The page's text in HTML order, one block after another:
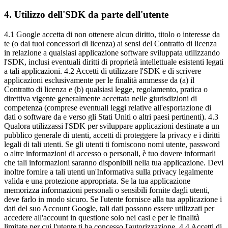
4. Utilizzo dell'SDK da parte dell'utente
4.1 Google accetta di non ottenere alcun diritto, titolo o interesse da
te (o dai tuoi concessori di licenza) ai sensi del Contratto di licenza
in relazione a qualsiasi applicazione software sviluppata utilizzando
l'SDK, inclusi eventuali diritti di proprietà intellettuale esistenti legati
a tali applicazioni. 4.2 Accetti di utilizzare l'SDK e di scrivere
applicazioni esclusivamente per le finalità ammesse da (a) il
Contratto di licenza e (b) qualsiasi legge, regolamento, pratica o
direttiva vigente generalmente accettata nelle giurisdizioni di
competenza (comprese eventuali leggi relative all'esportazione di
dati o software da e verso gli Stati Uniti o altri paesi pertinenti). 4.3
Qualora utilizzassi l'SDK per sviluppare applicazioni destinate a un
pubblico generale di utenti, accetti di proteggere la privacy e i diritti
legali di tali utenti. Se gli utenti ti forniscono nomi utente, password
o altre informazioni di accesso o personali, è tuo dovere informarli
che tali informazioni saranno disponibili nella tua applicazione. Devi
inoltre fornire a tali utenti un'Informativa sulla privacy legalmente
valida e una protezione appropriata. Se la tua applicazione
memorizza informazioni personali o sensibili fornite dagli utenti,
deve farlo in modo sicuro. Se l'utente fornisce alla tua applicazione i
dati del suo Account Google, tali dati possono essere utilizzati per
accedere all'account in questione solo nei casi e per le finalità